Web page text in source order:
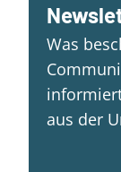
Was
aus der